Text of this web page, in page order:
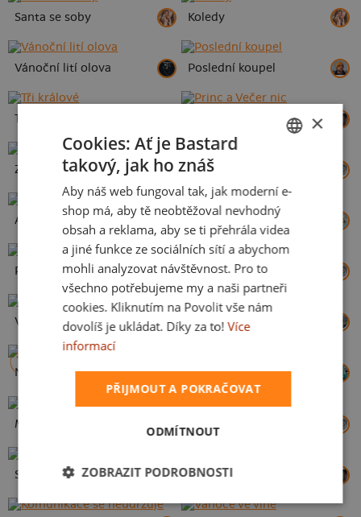
Santa se soby Koledy
Vánoční lití olova Poslední koupel
Tři králové
Zlité prasátko Mrazák
Advent začíná Když se načančám
Perníčkový táta a Perníček Houby pod stromečkem
Vánoční koule Vánoční duch
POTISK
TÝDNE
Nemám rád Vánoce Sranta Klaus
Miguláš
Santa close Eidam a Eva
SLOVAK
×
Cookies: Ať je Bastard
takový, jak ho znáš
Aby náš web fungoval tak, jak moderní e-
shop má, aby tě neobtěžoval nevhodný
obsah a reklama, aby se ti přehrála videa
a jiné funkce ze sociálních sítí a abychom
mohli analyzovat návštěvnost. Pro to
všechno potřebujeme my a naši partneři
cookies. Kliknutím na Povolit vše nám
dovolíš je ukládat. Díky za to! Více
informací
PŘIJMOUT A POKRAČOVAT
ODMÍTNOUT
ZOBRAZIT PODROBNOSTI